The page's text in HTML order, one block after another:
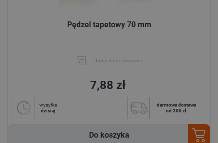
Pędzel tapetowy 70 mm
dodaj do porównania
7,88 zł
wysyłka
dzisiaj
darmowa dostawa
od 300 zł
Do koszyka